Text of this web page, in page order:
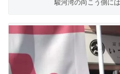
駿河湾の向こう側に